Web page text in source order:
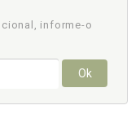
informe-o
Ok